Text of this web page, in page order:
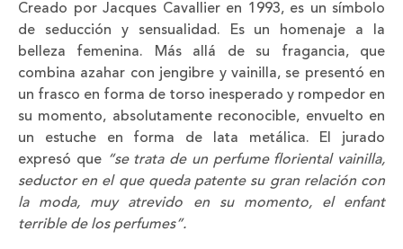
Creado por Jacques Cavallier en 1993, es un símbolo
de seducción y sensualidad. Es un homenaje a la
belleza femenina. Más allá de su fragancia, que
combina azahar con jengibre y vainilla, se presentó en
un frasco en forma de torso inesperado y rompedor en
su momento, absolutamente reconocible, envuelto en
un estuche en forma de lata metálica. El jurado
expresó que “se trata de un perfume floriental vainilla,
seductor en el que queda patente su gran relación con
la moda, muy atrevido en su momento, el enfant
terrible de los perfumes”.